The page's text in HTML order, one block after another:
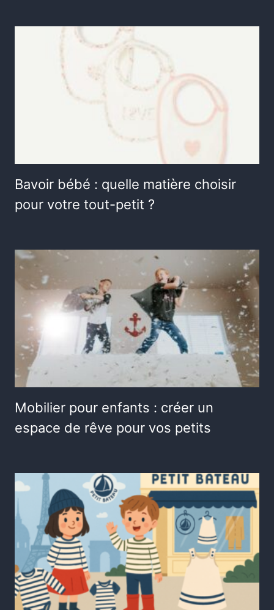
Bavoir bébé : quelle matière choisir
pour votre tout-petit ?
Mobilier pour enfants : créer un
espace de rêve pour vos petits